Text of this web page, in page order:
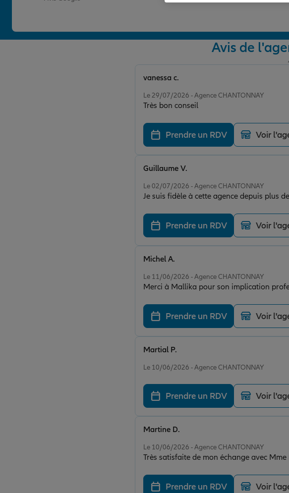
Avis de
Le 29/07/2026 - Agence CHANTONNAY
Très bon conseil
vanessa c.
Prendre un RDV Voir
Le 02/07/2026 - Agence CHANTONNAY
Je suis fidèle à cette agence depuis plus
Guillaume V.
Prendre un RDV Voir
Le 11/06/2026 - Agence CHANTONNAY
Merci à Mallika pour son implication
Michel A.
Prendre un RDV Voir
Le 10/06/2026 - Agence CHANTONNAY
Martial P.
Prendre un RDV Voir
Le 10/06/2026 - Agence CHANTONNAY
Très satisfaite de mon échange avec
Martine D.
Prendre un RDV Voir